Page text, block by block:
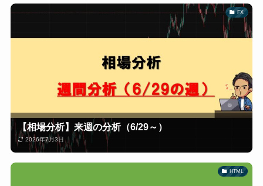
FX
【相場分析】来週の分析（6/29～）
2026年7月3日
HTML